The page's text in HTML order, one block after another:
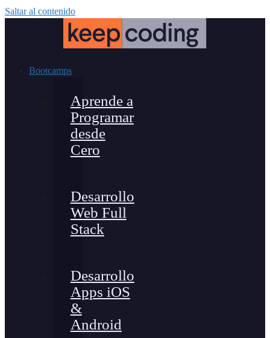
Saltar al contenido
Bootcamps
Aprende a
Programar
desde
Cero
Desarrollo
Web Full
Stack
Desarrollo
Apps iOS
&
Android